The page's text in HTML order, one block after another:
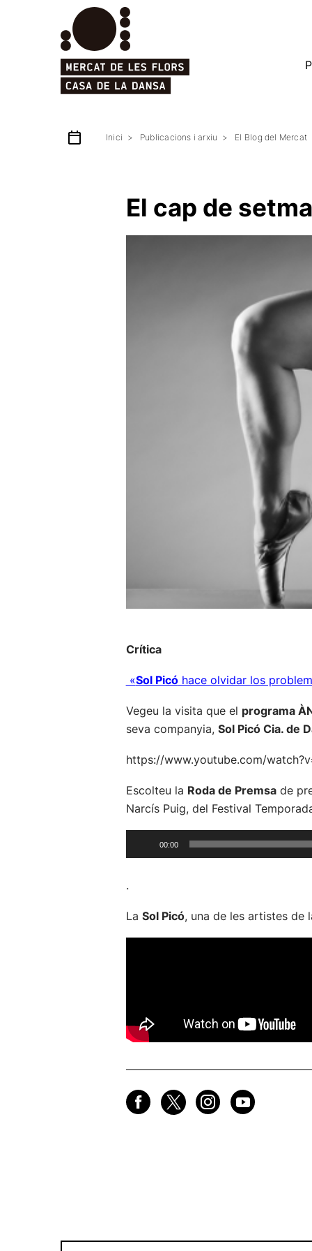
Inici Publicacions i arxiu El Blog del Mercat
El cap de
Crítica
«Sol Picóhace olvidar los
Vegeu la visita que el programa
seva companyia, Sol Picó Cia. de
https://www.youtube.com/
Escolteu la Roda de Premsade
Narcís Puig, del Festival
Reproductor
d'àudio
00:00
.
La Sol Picó, una de les artistes de